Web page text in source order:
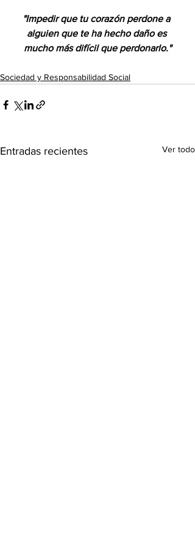
"Impedir que tu corazón perdone a
alguien que te ha hecho daño es
mucho más difícil que perdonarlo."
Sociedad y Responsabilidad Social
Entradas recientes Ver todo